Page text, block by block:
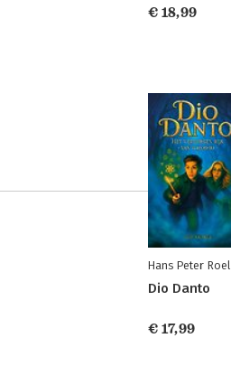
€ 18,99
Hans Peter Roel
Dio Danto
€ 17,99